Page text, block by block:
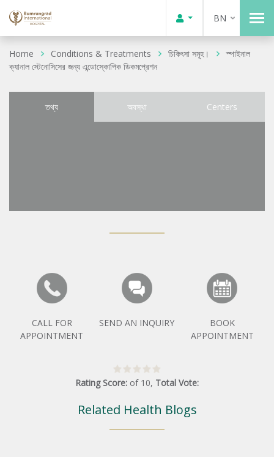
BN
Home Conditions & Treatments চিকিৎসা সমূহ।
স্পাইনাল
ক্যানাল স্টেনোসিসের জন্য এন্ডোস্কোপিক ডিকমপ্রেশন
তথ্য অবস্থা Centers
CALL FOR
APPOINTMENT
SEND AN INQUIRY
BOOK
APPOINTMENT
Rating Score: of 10, Total Vote:
Related Health Blogs